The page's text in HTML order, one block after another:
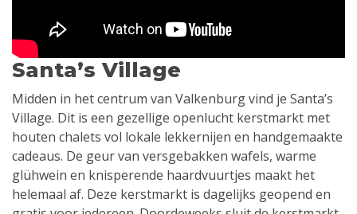
Santa’s Village
Midden in het centrum van Valkenburg vind je Santa’s
Village. Dit is een gezellige openlucht kerstmarkt met
houten chalets vol lokale lekkernijen en handgemaakte
cadeaus. De geur van versgebakken wafels, warme
glühwein en knisperende haardvuurtjes maakt het
helemaal af. Deze kerstmarkt is dagelijks geopend en